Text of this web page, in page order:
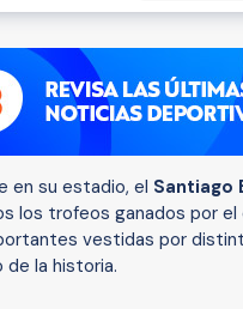
en su estadio, el Santiago
los trofeos ganados por el
vestidas por
de la historia.